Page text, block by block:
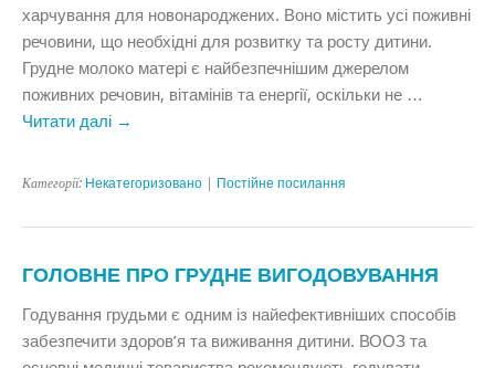
харчування для новонароджених. Воно містить усі поживні
речовини, що необхідні для розвитку та росту дитини.
Грудне молоко матері є найбезпечнішим джерелом
поживних речовин, вітамінів та енергії, оскільки не …
Читати далі →
Категорії: Некатегоризовано Постійне посилання
ГОЛОВНЕ ПРО ГРУДНЕ ВИГОДОВУВАННЯ
Годування грудьми є одним із найефективніших способів
забезпечити здоров’я та виживання дитини. ВООЗ та